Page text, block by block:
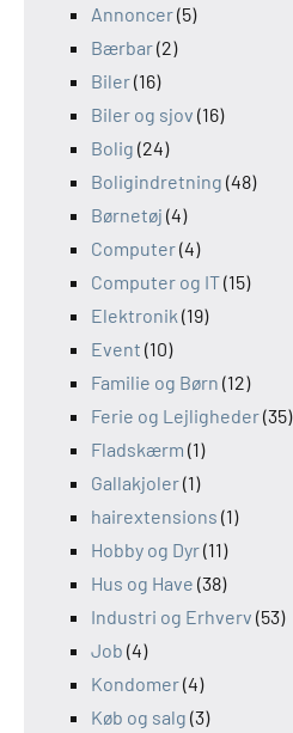
Annoncer(5)
Bærbar(2)
Biler(16)
Biler og sjov (16)
Bolig (24)
Boligindretning (48)
Børnetøj (4)
Computer(4)
Computer og IT(15)
Elektronik (19)
Event (10)
Familie og Børn (12)
Ferie og Lejligheder(35)
Fladskærm (1)
Gallakjoler(1)
hairextensions (1)
Hobby og Dyr(11)
Hus og Have (38)
Industri og Erhverv (53)
Job (4)
Kondomer(4)
Køb og salg (3)